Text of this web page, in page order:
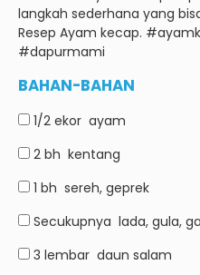
langkah sederhana yang
Resep Ayam kecap.
#dapurmami
BAHAN-BAHAN
1/2 ekor ayam
2 bh kentang
1 bh sereh, geprek
Secukupnya lada, gula,
3 lembar daun salam